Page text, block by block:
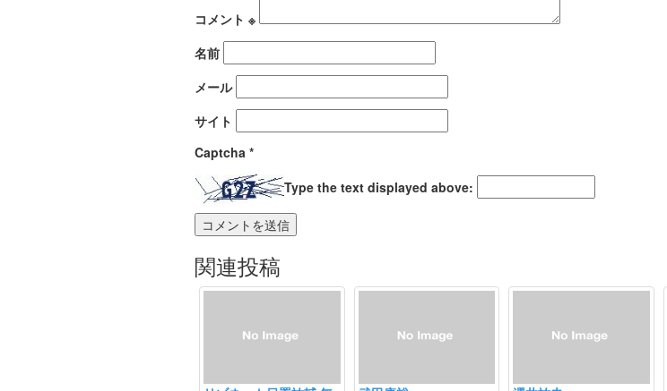
コメント ※
名前
メール
サイト
Captcha *
Type the text displayed above:
関連投稿